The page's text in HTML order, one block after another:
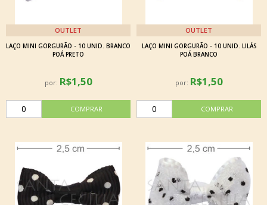
OUTLET
LAÇO MINI GORGURÃO - 10 UNID. BRANCO
POÁ PRETO
por: R$1,50
OUTLET
LAÇO MINI GORGURÃO - 10 UNID. LILÁS
POÁ BRANCO
por: R$1,50